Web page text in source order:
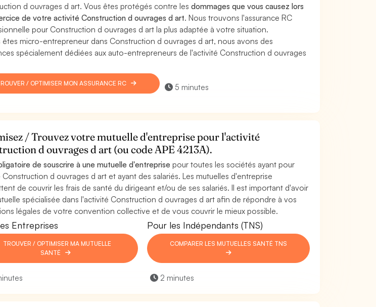
d ouvrages d art. Vous êtes protégés contre les dommages que vous causez lors
de votre activité Construction d ouvrages d art. Nous trouvons l'assurance RC
pour Construction d ouvrages d art la plus adaptée à votre situation.
êtes micro-entrepreneur dans Construction d ouvrages d art, nous avons des
spécialement dédiées aux auto-entrepreneurs de l'activité Construction d ouvrages
/ OPTIMISER MON ASSURANCE RC 5 minutes
/ Trouvez votre mutuelle d'entreprise pour l'activité
d ouvrages d art (ou code APE 4213A).
de souscrire à une mutuelle d'entreprise pour toutes les sociétés ayant pour
Construction d ouvrages d art et ayant des salariés. Les mutuelles d'entreprise
de couvrir les frais de santé du dirigeant et/ou de ses salariés. Il est important d'avoir
spécialisée dans l'activité Construction d ouvrages d art afin de répondre à vos
légales de votre convention collective et de vous couvrir le mieux possible.
Entreprises
TROUVER / OPTIMISER MA MUTUELLE
SANTÉ
Pour les Indépendants (TNS)
COMPARER LES MUTUELLES SANTÉ TNS
2 minutes